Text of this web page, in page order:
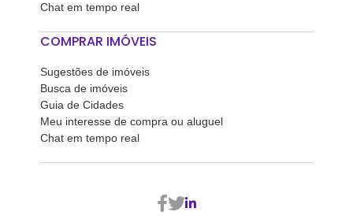
Chat em tempo real
COMPRAR IMÓVEIS
Sugestões de imóveis
Busca de imóveis
Guia de Cidades
Meu interesse de compra ou aluguel
Chat em tempo real